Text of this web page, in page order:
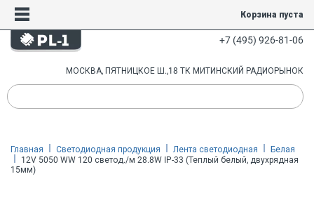
Корзина пуста
+7 (495) 926-81-06
МОСКВА, ПЯТНИЦКОЕ Ш.,18 ТК МИТИНСКИЙ РАДИОРЫНОК
Главная Светодиодная продукция Лента светодиодная
Белая
12V 5050 WW 120 светод./м 28.8W IP-33 (Теплый белый, двухрядная
15мм)